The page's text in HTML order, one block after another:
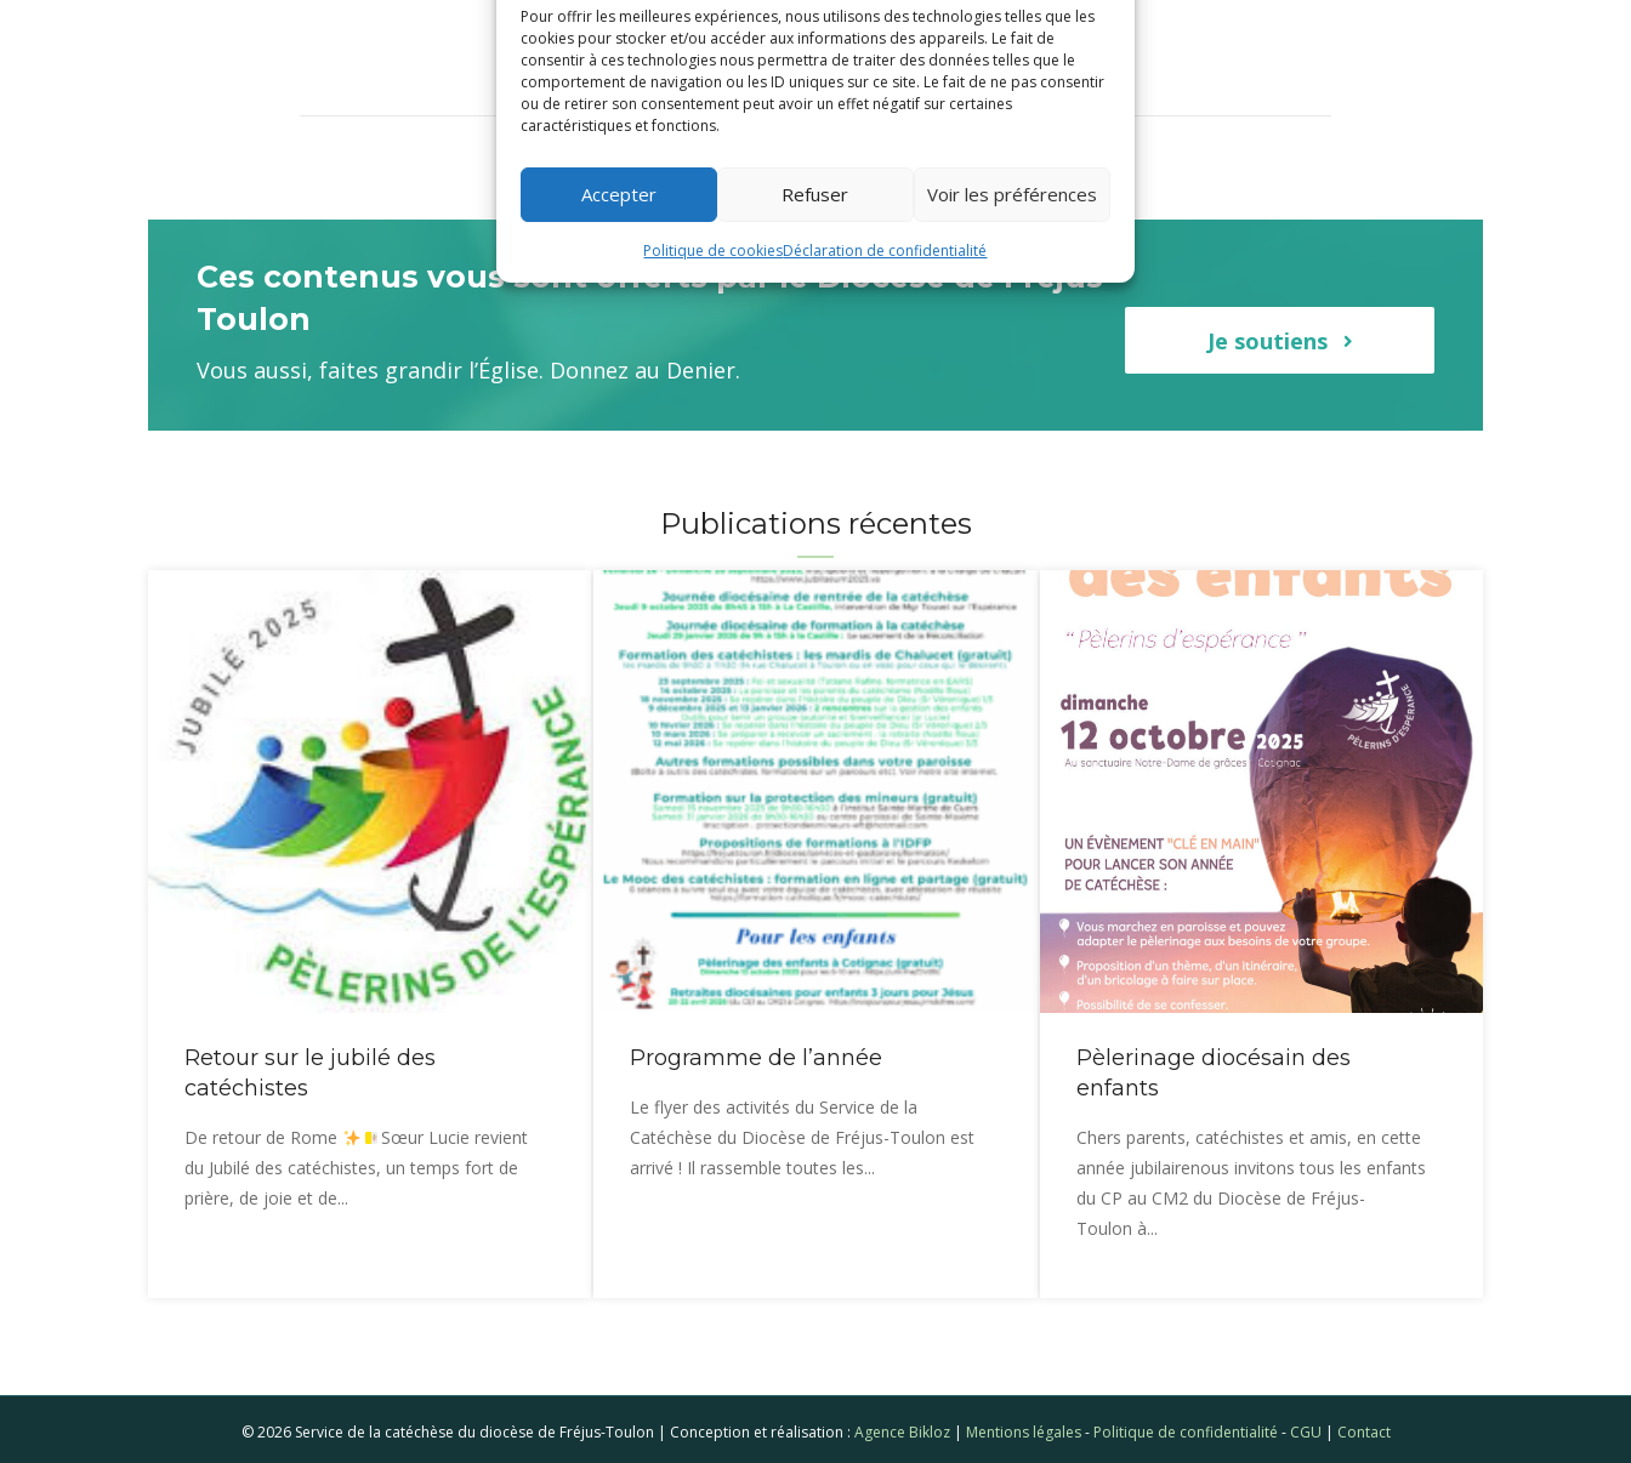
Pour offrir les meilleures expériences, nous utilisons des technologies telles que les
cookies pour stocker et/ou accéder aux informations des appareils. Le fait de
consentir à ces technologies nous permettra de traiter des données telles que le
comportement de navigation ou les ID uniques sur ce site. Le fait de ne pas consentir
ou de retirer son consentement peut avoir un effet négatif sur certaines
caractéristiques et fonctions.
Accepter Refuser Voir les préférences
Politique de cookiesDéclaration de confidentialité
Ces contenus vous sont offerts par le Diocèse de Fréjus-
Toulon
Vous aussi, faites grandir l’Église. Donnez au Denier.
Je soutiens
Publications récentes
Retour sur le jubilé des
catéchistes
De retour de Rome
Sœur Lucie revient
du Jubilé des catéchistes, un temps fort de
prière, de joie et de...
Programme de l’année
Le flyer des activités du Service de la
Catéchèse du Diocèse de Fréjus-Toulon est
arrivé ! Il rassemble toutes les...
Pèlerinage diocésain des
enfants
Chers parents, catéchistes et amis, en cette
année jubilairenous invitons tous les enfants
du CP au CM2 du Diocèse de Fréjus-
Toulon à...
© 2026 Service de la catéchèse du diocèse de Fréjus-Toulon | Conception et réalisation : Agence Bikloz| Mentions légales- Politique de confidentialité - CGU | Contact